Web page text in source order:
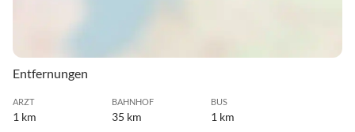
Entfernungen
ARZT
1 km
BAHNHOF
35 km
BUS
1 km